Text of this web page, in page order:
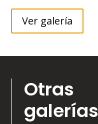
Ver galería
Otras
galerías